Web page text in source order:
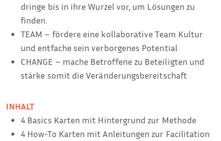
dringe bis in ihre Wurzel vor, um Lösungen zu
finden.
TEAM – fördere eine kollaborative Team Kultur
und entfache sein verborgenes Potential
CHANGE – mache Betroffene zu Beteiligten und
stärke somit die Veränderungsbereitschaft
INHALT
4 Basics Karten mit Hintergrund zur Methode
4 How-To Karten mit Anleitungen zur Facilitation